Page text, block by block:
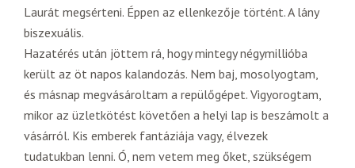
Laurát megsérteni. Éppen az ellenkezője történt. A lány
biszexuális.
Hazatérés után jöttem rá, hogy mintegy négymillióba
került az öt napos kalandozás. Nem baj, mosolyogtam,
és másnap megvásároltam a repülőgépet. Vigyorogtam,
mikor az üzletkötést követően a helyi lap is beszámolt a
vásárról. Kis emberek fantáziája vagy, élvezek
tudatukban lenni. Ó, nem vetem meg őket, szükségem